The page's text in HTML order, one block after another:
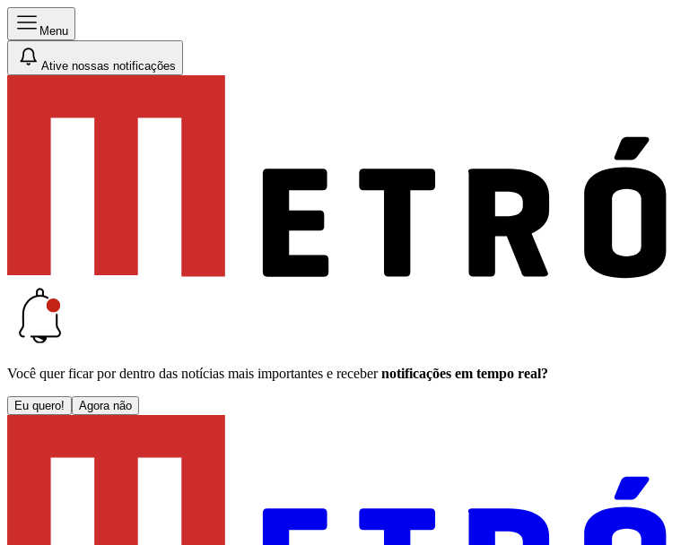
Menu
Ative nossas notificações
Você quer ficar por dentro das notícias mais importantes e receber notificações em tempo real?
Eu quero! Agora não